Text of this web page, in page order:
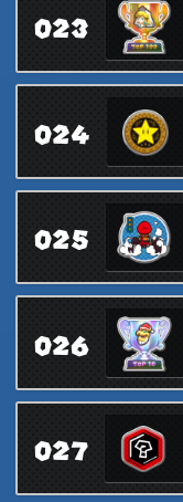
023
024
025
026
027